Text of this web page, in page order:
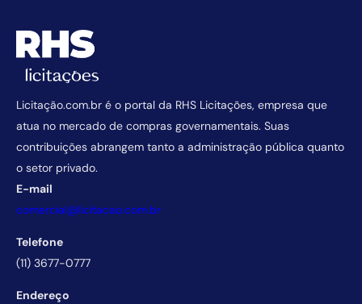
Licitação.com.br é o portal da RHS Licitações, empresa que
atua no mercado de compras governamentais. Suas
contribuições abrangem tanto a administração pública quanto
o setor privado.
E-mail
comercial@licitacao.com.br
Telefone
(11) 3677-0777
Endereço